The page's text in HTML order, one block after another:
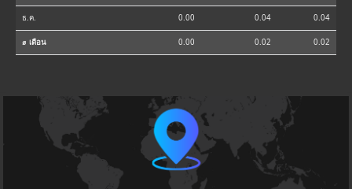
ธ.ค. 0.00 0.04 0.04
⌀ เดือน 0.00 0.02 0.02